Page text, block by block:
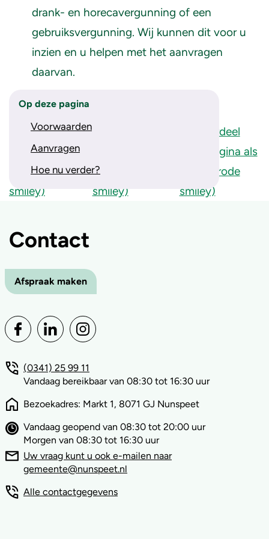
drank- en horecavergunning of een
gebruiksvergunning. Wij kunnen dit voor u
inzien en u helpen met het aanvragen
daarvan.
Wat vindt u van onze website?
Op deze pagina
Voorwaarden
Aanvragen
Hoe nu verder?
Contact
Afspraak maken
(0341) 25 99 11
Vandaag bereikbaar van 08:30 tot 16:30 uur
Bezoekadres: Markt 1, 8071 GJ Nunspeet
Vandaag geopend van 08:30 tot 20:00 uur
Morgen van 08:30 tot 16:30 uur
Uw vraag kunt u ook e-mailen naar
gemeente@nunspeet.nl
Alle contactgegevens